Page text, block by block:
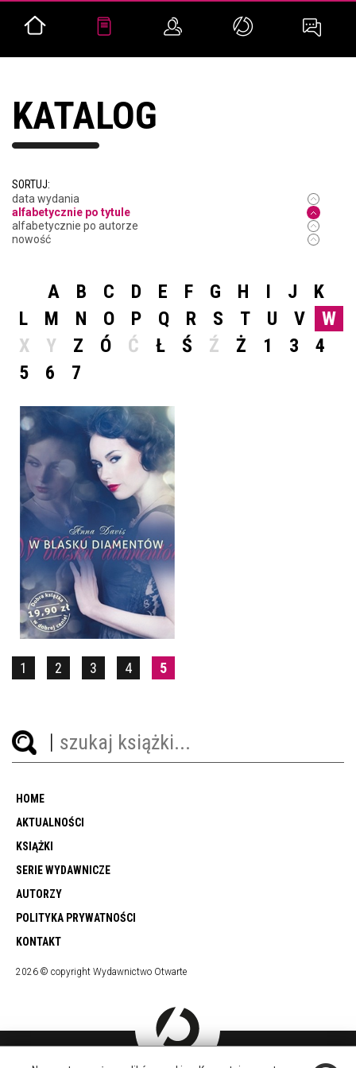
KATALOG
SORTUJ:
data wydania
alfabetycznie po tytule
alfabetycznie po autorze
nowość
A B C D E F G H I J
K
L
M N O P Q R S T U V
W
X
Y Z Ó Ć Ł Ś Ź Ż 1 3
4
5
6 7
W BLASKU DIAMENTÓW
ANNA DAVIS
POCKET
19,90 ZŁ
1 2 3 4 5
HOME
AKTUALNOŚCI
KSIĄŻKI
SERIE WYDAWNICZE
AUTORZY
POLITYKA PRYWATNOŚCI
KONTAKT
2026 © copyright Wydawnictwo Otwarte